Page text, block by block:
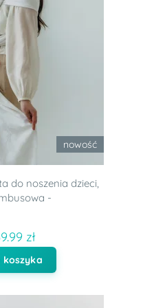
nowość
do noszenia dzieci,
-
zł
koszyka